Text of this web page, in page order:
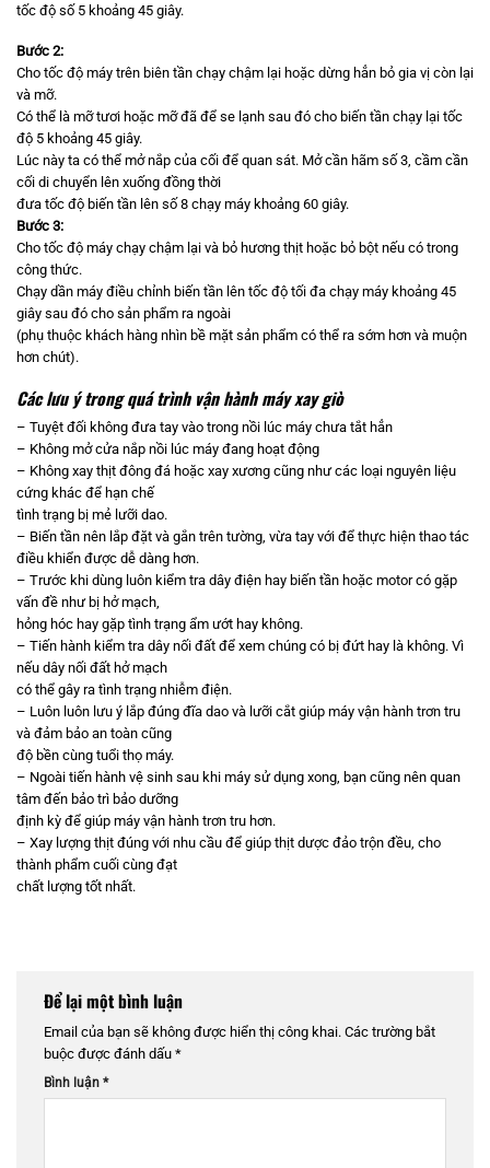
tốc độ số 5 khoảng 45 giây.
Bước 2:
Cho tốc độ máy trên biên tần chạy chậm lại hoặc dừng hẳn bỏ gia vị còn lại
và mỡ.
Có thể là mỡ tươi hoặc mỡ đã để se lạnh sau đó cho biến tần chạy lại tốc
độ 5 khoảng 45 giây.
Lúc này ta có thể mở nắp của cối để quan sát. Mở cần hãm số 3, cầm cần
cối di chuyển lên xuống đồng thời
đưa tốc độ biến tần lên số 8 chạy máy khoảng 60 giây.
Bước 3:
Cho tốc độ máy chạy chậm lại và bỏ hương thịt hoặc bỏ bột nếu có trong
công thức.
Chạy dần máy điều chỉnh biến tần lên tốc độ tối đa chạy máy khoảng 45
giây sau đó cho sản phẩm ra ngoài
(phụ thuộc khách hàng nhìn bề mặt sản phẩm có thể ra sớm hơn và muộn
hơn chút).
Các lưu ý trong quá trình vận hành máy xay giò
– Tuyệt đối không đưa tay vào trong nồi lúc máy chưa tắt hẳn
– Không mở cửa nắp nồi lúc máy đang hoạt động
– Không xay thịt đông đá hoặc xay xương cũng như các loại nguyên liệu
cứng khác để hạn chế
tình trạng bị mẻ lưỡi dao.
– Biến tần nên lắp đặt và gắn trên tường, vừa tay với để thực hiện thao tác
điều khiển được dễ dàng hơn.
– Trước khi dùng luôn kiểm tra dây điện hay biến tần hoặc motor có gặp
vấn đề như bị hở mạch,
hỏng hóc hay gặp tình trạng ẩm ướt hay không.
– Tiến hành kiểm tra dây nối đất để xem chúng có bị đứt hay là không. Vì
nếu dây nối đất hở mạch
có thể gây ra tình trạng nhiễm điện.
– Luôn luôn lưu ý lắp đúng đĩa dao và lưỡi cắt giúp máy vận hành trơn tru
và đảm bảo an toàn cũng
độ bền cùng tuổi thọ máy.
– Ngoài tiến hành vệ sinh sau khi máy sử dụng xong, bạn cũng nên quan
tâm đến bảo trì bảo dưỡng
định kỳ để giúp máy vận hành trơn tru hơn.
– Xay lượng thịt đúng với nhu cầu để giúp thịt dược đảo trộn đều, cho
thành phẩm cuối cùng đạt
chất lượng tốt nhất.
Để lại một bình luận
Email của bạn sẽ không được hiển thị công khai. Các trường bắt
buộc được đánh dấu *
Bình luận *